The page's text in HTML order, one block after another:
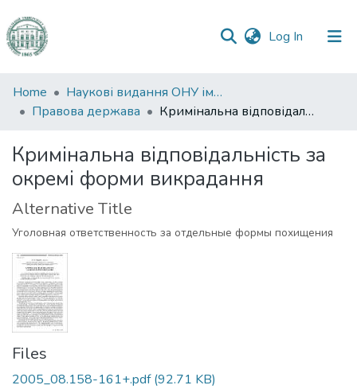
Log In (current)
Communities
&
All of DSpace
Statistics
Home
Наукові видання ОНУ імені І. І. Мечникова
Правова держава
Кримінальна відповідальність за окремі форми викрадання
Кримінальна відповідальність за
окремі форми викрадання
Alternative Title
Уголовная ответственность за отдельные формы похищения
Files
2005_08.158-161+.pdf(92.71 KB)